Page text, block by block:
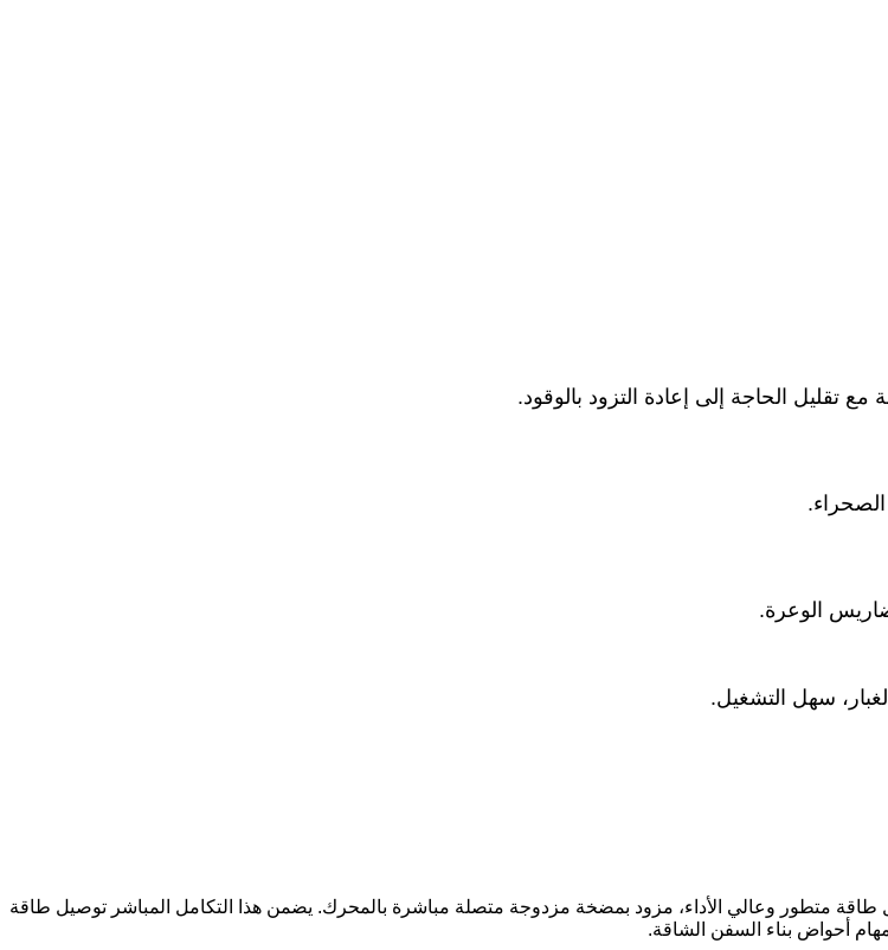
طاقة متطور وعالي الأداء، مزود بمضخة مزدوجة متصلة مباشرة بالمحرك. يضمن هذا التكامل المباشر توصيل طاقة
أحواض بناء السفن الشاقة.